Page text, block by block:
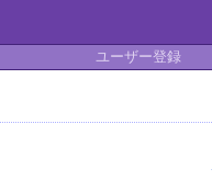
ユーザー登録